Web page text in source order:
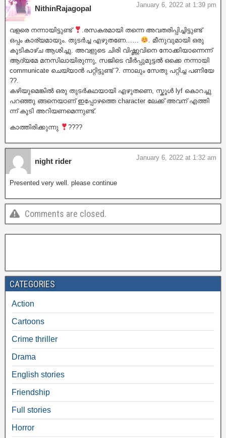
NithinRajagopal January 6, 2022 at 1:39 pm
വളരെ നന്നായിട്ടുണ്ട്
.രസകരമായി തന്നെ അവതരിപ്പിച്ചിട്ടുണ്ട്
ഒപ്പം കാര്യമായും. തുടർച്ച എഴുതണേ……
. മീനുവുമായി ഒരു
കൂടികാഴ്ച ആശിച്ചു. അവളുടെ ചിരി വിഷ്ണുവിനെ നോക്കിയാന്നെന്ന്
ആദ്യമേ മനസിലായിരുന്നു, സജിടെ വീർപ്പുമുട്ടൽ ഒക്കെ നന്നായി
communicate ചെയ്യാൻ പറ്റിട്ടുണ്ട് ?. ന്നാലും സേതു പറ്റിച്ച പണിയേ
??.
കഴിയുമെങ്കിൽ ഒരു തുടർകഥയായി എഴുതണെ, സ്കൂൾ lyf കൊറച്ചു
പറഞ്ഞു ങ്ങനെയാണ് ഇപ്പോഴത്തെ character ലേക്ക് അവന് എത്തി
ന്ന് കൂടി അറിയണമെന്നുണ്ട്.
കാത്തിരിക്കുന്നു ????
night rider January 6, 2022 at 1:32 am
Presented very well. please continue
Comments are closed.
CATEGORIES
Action
Cartoons
Crime thriller
Drama
English stories
Friendship
Full stories
Horror